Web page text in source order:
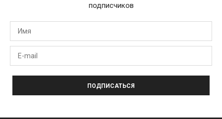
подписчиков
ПОДПИСАТЬСЯ